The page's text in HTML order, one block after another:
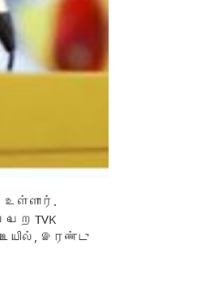
உள்ளார்.
TVK
இரண்டு